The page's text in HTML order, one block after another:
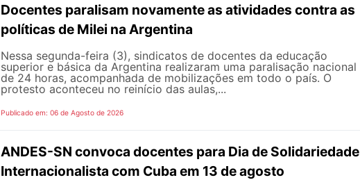
Docentes paralisam novamente as atividades contra as
políticas de Milei na Argentina
Nessa segunda-feira (3), sindicatos de docentes da educação
superior e básica da Argentina realizaram uma paralisação nacional
de 24 horas, acompanhada de mobilizações em todo o país. O
protesto aconteceu no reinício das aulas,...
Publicado em: 06 de Agosto de 2026
ANDES-SN convoca docentes para Dia de Solidariedade
Internacionalista com Cuba em 13 de agosto